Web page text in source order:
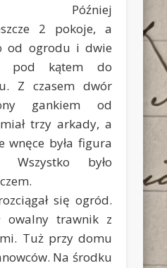
Później
2 pokoje, a
od ogrodu i dwie
pod kątem do
Z czasem dwór
gankiem od
trzy arkady, a
wnęce była figura
Wszystko było
się ogród.
owalny trawnik z
Tuż przy domu
Na środku